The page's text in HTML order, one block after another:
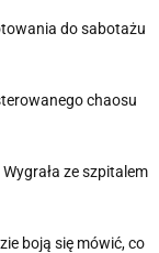
do sabotażu
chaosu
ze szpitalem
boją się mówić, co